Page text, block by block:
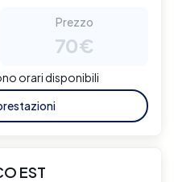
Prezzo
70€
orari disponibili
EST